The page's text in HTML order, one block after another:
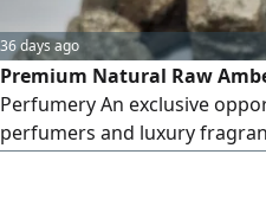
36 days ago
Premium Natural Raw
Perfumery An exclusive
perfumers and luxury
excellent aromatic